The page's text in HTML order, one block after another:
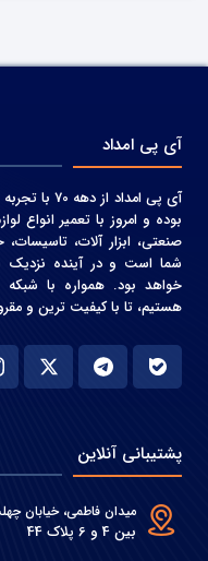
آی پی امداد
آی پی امداد
بوده و امروز با تعمیر انواع
صنعتی، ابزار آلات،
شما است و در آینده نزدیک
خواهد بود. همواره با شبکه
هستیم، تا با کیفیت ترین و
پشتیبانی آنلاین
میدان فاطمی، خیابان
بین 4 و 6 پلاک 44